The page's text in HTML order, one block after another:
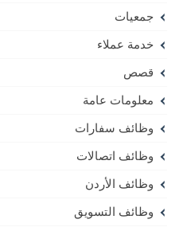
جمعيات
خدمة عملاء
قصص
معلومات عامة
وظائف سفارات
وظائف اتصالات
وظائف الأردن
وظائف التسويق